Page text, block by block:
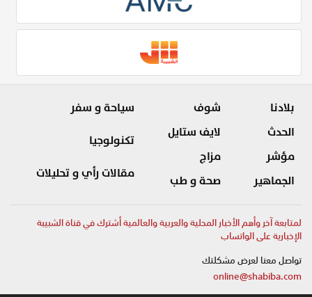
بلادنا
الحدث
مؤشر
الجماهير
شوف
لايف ستايل
مزاج
صحة و طب
سياحة و سفر
تكنولوجيا
مقالات رأي و تحليلات
لمتابعة آخر وأهم الأخبار المحلية والعربية والعالمية أشترك في قناة الشبيبة
الإخبارية على الواتساب
تواصل معنا لعرض مشكلتك
online@shabiba.com